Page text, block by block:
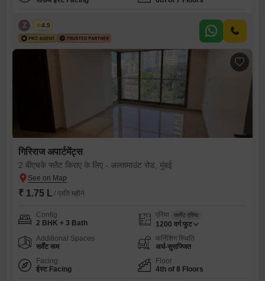
Z Zeltro
4.5
गिरिराज अपार्टमेंट्स
2 बीएचके फ्लैट किराए के लिए - अल्तामाउंट रोड, मुंबई
₹ 1.75 L / प्रति महीने
Config
2 BHK + 3 Bath
एरिया कार्पेट एरिया
1200 वर्ग फुट
Additional Spaces
सर्वेंट रूम
फर्निशिंग स्थिति
अर्ध-सुसज्जित
Facing
ईस्ट Facing
Floor
4th of 8 Floors